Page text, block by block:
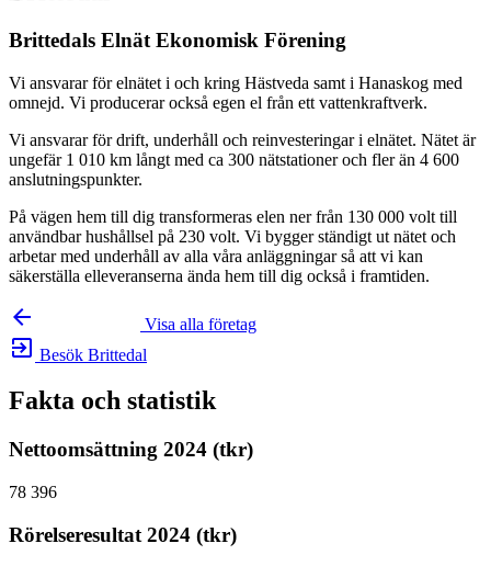
Brittedals Elnät Ekonomisk Förening
Vi ansvarar för elnätet i och kring Hästveda samt i Hanaskog med
omnejd. Vi producerar också egen el från ett vattenkraftverk.
Vi ansvarar för drift, underhåll och reinvesteringar i elnätet. Nätet är
ungefär 1 010 km långt med ca 300 nätstationer och fler än 4 600
anslutningspunkter.
På vägen hem till dig transformeras elen ner från 130 000 volt till
användbar hushållsel på 230 volt. Vi bygger ständigt ut nätet och
arbetar med underhåll av alla våra anläggningar så att vi kan
säkerställa elleveranserna ända hem till dig också i framtiden.
arrow_backward Visa alla företag
exit_to_app Besök Brittedal
Fakta och statistik
Nettoomsättning 2024 (tkr)
78 396
Rörelseresultat 2024 (tkr)